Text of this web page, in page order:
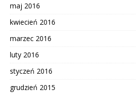
maj 2016
kwiecień 2016
marzec 2016
luty 2016
styczeń 2016
grudzień 2015